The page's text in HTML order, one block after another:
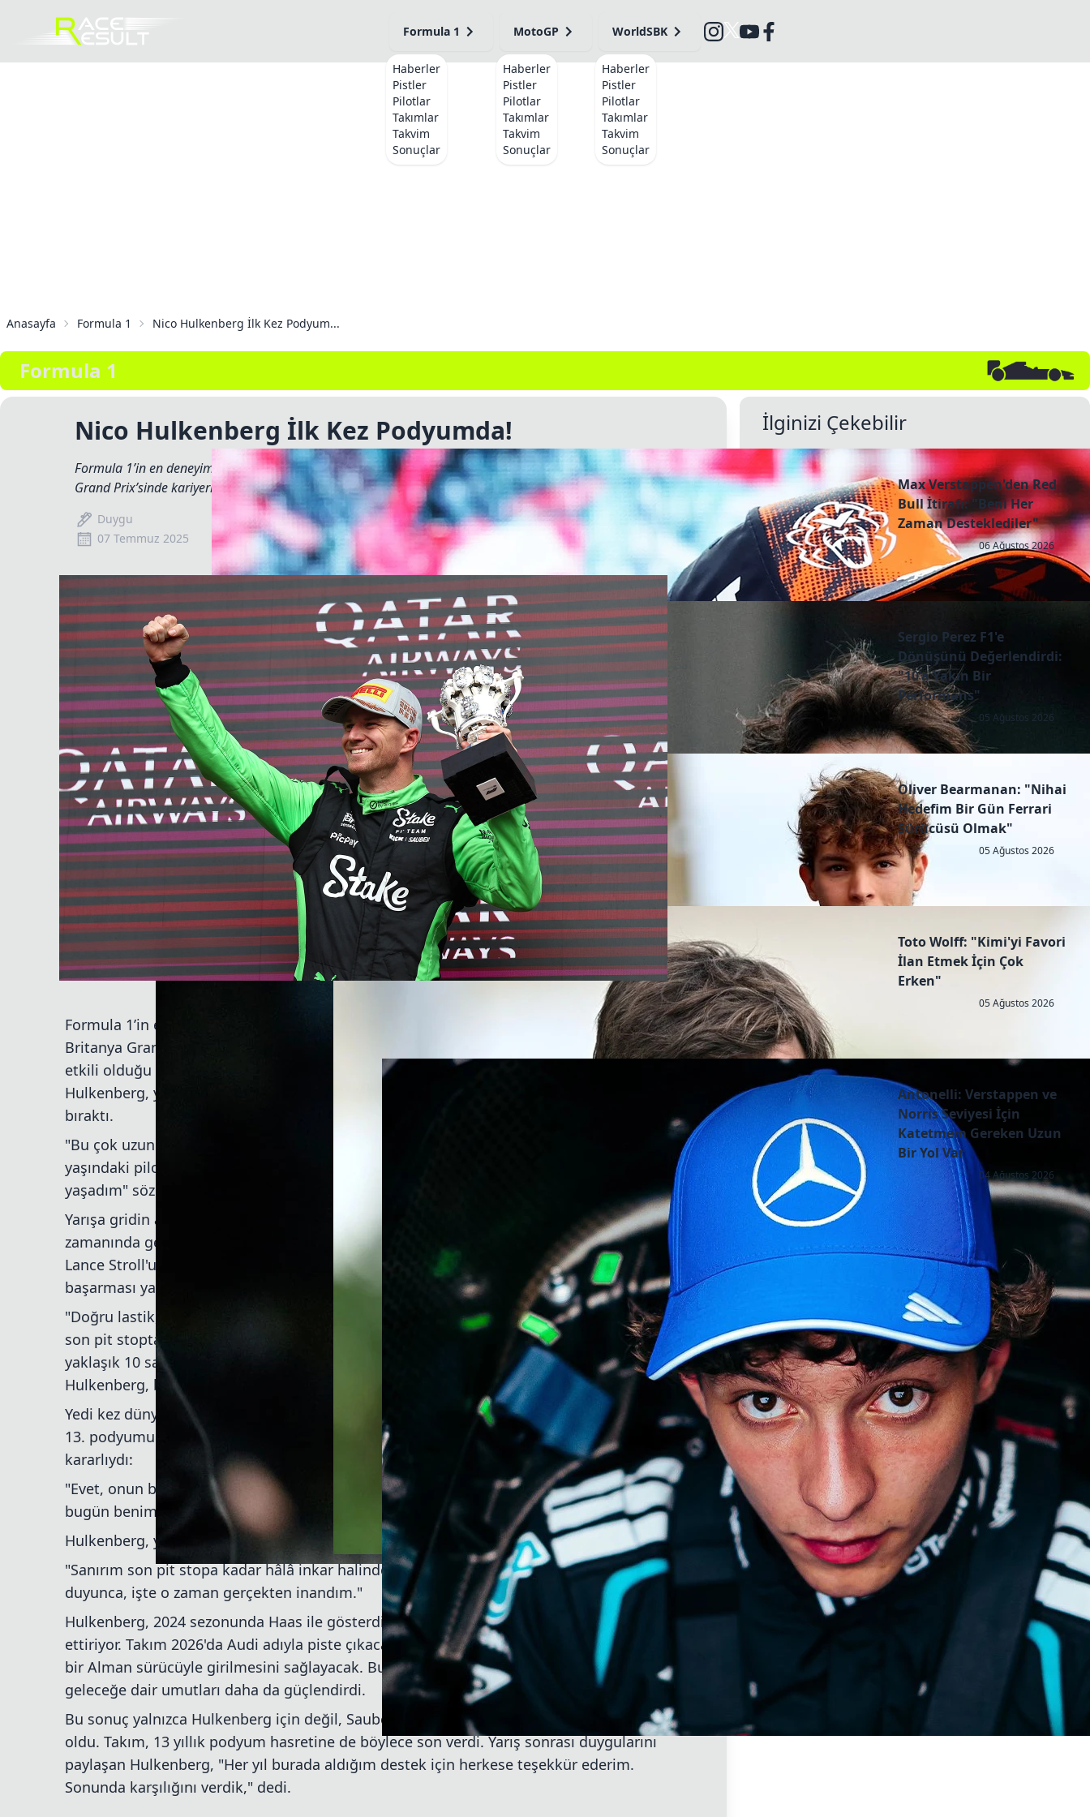
Formula 1
Haberler
Pistler
Pilotlar
Takımlar
Takvim
Sonuçlar
MotoGP
Haberler
Pistler
Pilotlar
Takımlar
Takvim
Sonuçlar
WorldSBK
Haberler
Pistler
Pilotlar
Takımlar
Takvim
Sonuçlar
Anasayfa Formula 1 Nico Hulkenberg İlk Kez Podyum...
Formula 1
Nico Hulkenberg İlk Kez Podyumda!
Formula 1’in en deneyimli isimlerinden biri olan Nico Hulkenberg, 239 yarışın ardından Britanya
Grand Prix’sinde kariyerinin ilk podyumuna ulaştı.
Duygu
07 Temmuz 2025
Formula 1’in en deneyimli isimlerinden biri olan Nico Hulkenberg, 239 yarışın ardından
Britanya Grand Prix’sinde kariyerinin ilk podyumuna ulaştı. Silverstone’da yağmurun
etkili olduğu değişken koşullarda, 19. sıradan başlayıp üçüncü sıraya yükselen
Hulkenberg, yıllardır taşıdığı "en çok yarışıp podyuma çıkamayan pilot" etiketini geride
bıraktı.
"Bu çok uzun zamandır bekleniyordu, değil mi?" diyerek duygularını özetleyen 37
yaşındaki pilot, "Her zaman biliyordum, bizde bu potansiyel var. Gerçeküstü bir gün
yaşadım" sözleriyle mutluluğunu paylaştı.
Yarışa gridin arkasından başlayan Hulkenberg, geçiş lastiklerine (intermediate)
zamanında geçerek stratejik bir avantaj yakaladı. Özellikle ikinci stint’in sonunda
Lance Stroll'u geçip, arkasındaki Lewis Hamilton’a karşı üstünlüğünü korumayı
başarması yarışın kırılma anlarından biri oldu.
"Doğru lastik, doğru zamanlama, sıfır hata... Her şey mükemmeldi," diyen Hulkenberg,
son pit stopta Hamilton’dan bir tur sonra kuru zemine uygun lastiklere geçerek
yaklaşık 10 saniyelik bir fark elde etti. "Bu bize nefes alma alanı sağladı," diyen
Hulkenberg, bu farkı koruyarak podyuma uzandı.
Yedi kez dünya şampiyonu Lewis Hamilton, Silverstone’da seyircisinin önünde üst üste
13. podyumunu hedefliyordu. Ancak Sauber pilotu, bu kez kimseye geçit vermemeye
kararlıydı:
"Evet, onun burada her şeyini vereceğini biliyordum. Ama dedim ki, 'üzgünüm millet,
bugün benim günüm.'"
Hulkenberg, yarış boyunca baskıya rağmen soğukkanlı kalmayı başardı:
"Sanırım son pit stopa kadar hâlâ inkar halindeydim. Ama Lewis’le arayı açtığımızı
duyunca, işte o zaman gerçekten inandım."
Hulkenberg, 2024 sezonunda Haas ile gösterdiği performansı bu yıl Sauber ile devam
ettiriyor. Takım 2026'da Audi adıyla piste çıkacak ve Hulkenberg’in varlığı, yeni döneme
bir Alman sürücüyle girilmesini sağlayacak. Bu podyum, hem pilot hem de takım için
geleceğe dair umutları daha da güçlendirdi.
Bu sonuç yalnızca Hulkenberg için değil, Sauber organizasyonu için de tarihi bir an
oldu. Takım, 13 yıllık podyum hasretine de böylece son verdi. Yarış sonrası duygularını
paylaşan Hulkenberg, "Her yıl burada aldığım destek için herkese teşekkür ederim.
Sonunda karşılığını verdik," dedi.
İlginizi Çekebilir
Max Verstappen'den Red
Bull İtirafı: "Beni Her
Zaman Desteklediler"
06 Ağustos 2026
Sergio Perez F1'e
Dönüşünü Değerlendirdi:
"10'a Yakın Bir
Performans"
05 Ağustos 2026
Oliver Bearmanan: "Nihai
Hedefim Bir Gün Ferrari
Sürücüsü Olmak"
05 Ağustos 2026
Toto Wolff: "Kimi'yi Favori
İlan Etmek İçin Çok
Erken"
05 Ağustos 2026
Antonelli: Verstappen ve
Norris Seviyesi İçin
Katetmem Gereken Uzun
Bir Yol Var
04 Ağustos 2026